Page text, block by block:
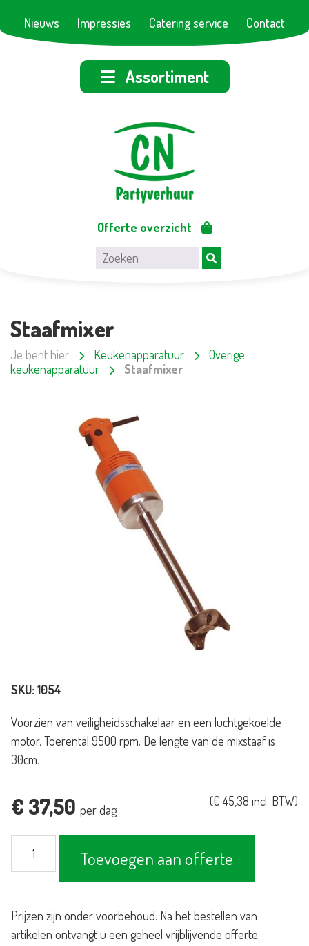
Nieuws Impressies Catering service Contact
Assortiment
Offerte overzicht
Staafmixer
Je bent hier Keukenapparatuur
Overige
keukenapparatuur
Staafmixer
SKU:1054
Voorzien van veiligheidsschakelaar en een luchtgekoelde
motor. Toerental 9500 rpm. De lengte van de mixstaaf is
30cm.
€ 37,50 per dag
(€45,38 incl. BTW)
aantal
Toevoegen aan offerte
Prijzen zijn onder voorbehoud. Na het bestellen van
artikelen ontvangt u een geheel vrijblijvende offerte.